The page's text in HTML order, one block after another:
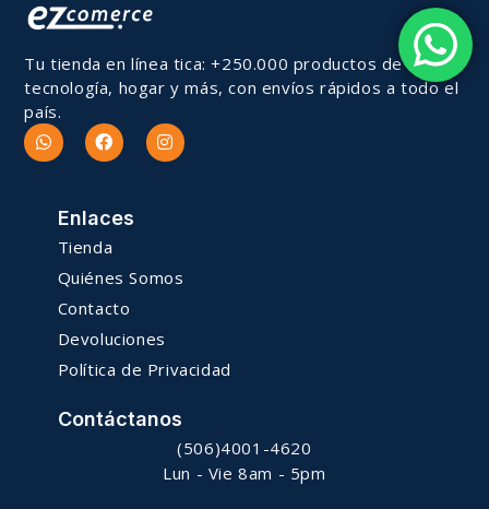
Tu tienda en línea tica: +250.000 productos de
tecnología, hogar y más, con envíos rápidos a todo el
país.
Enlaces
Tienda
Quiénes Somos
Contacto
Devoluciones
Política de Privacidad
Contáctanos
(506)4001-4620
Lun - Vie 8am - 5pm